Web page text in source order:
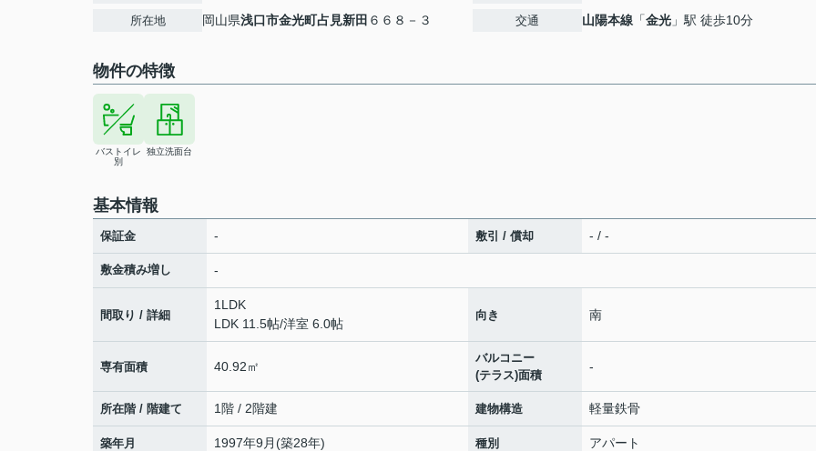
所在地 岡山県浅口市金光町占見新田 ６６８－３ 交通 山陽本線 「金光 」駅 徒歩10分
物件の特徴
バストイレ
別
独立洗面台
基本情報
保証金 - 敷引 / 償却 - / -
敷金積み増し -
間取り / 詳細
1LDK
LDK 11.5帖/洋室 6.0帖
向き 南
専有面積 40.92㎡
バルコニー
(テラス)面積
-
所在階 / 階建て 1階 / 2階建 建物構造 軽量鉄骨
築年月 1997年9月(築28年) 種別 アパート